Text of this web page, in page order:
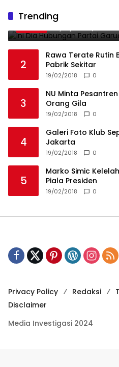
Trending
1
Gerindra
2
Rawa Terate Rutin
Pabrik Sekitar
19/02/2018 0
3
NU Minta
Orang Gila
19/02/2018 0
4
Galeri Foto Klub
Jakarta
19/02/2018 0
5
Marko Simic
Piala Presiden
19/02/2018 0
Privacy Policy Redaksi
Disclaimer
Media Investigasi 2024